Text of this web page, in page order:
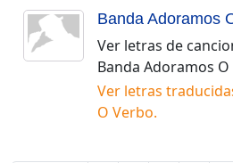
Banda Adoramos
Ver letras de
Banda Adoramos
Ver letras
O Verbo.